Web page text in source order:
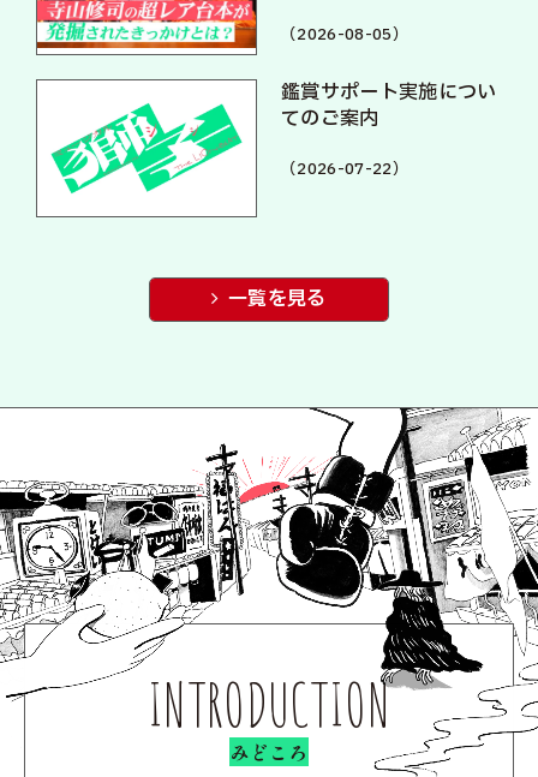
（2026-08-05）
鑑賞サポート実施につい
てのご案内
（2026-07-22）
一覧を見る
INTRODUCTION
みどころ